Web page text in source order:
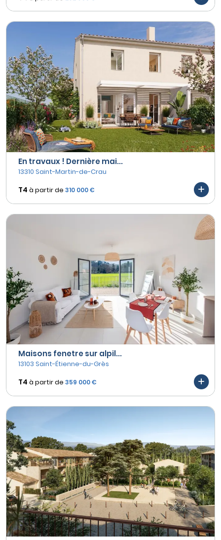
En travaux ! Dernière mai...
13310 Saint-Martin-de-Crau
T4 à partir de 310 000 €
Maisons fenetre sur alpil...
13103 Saint-Étienne-du-Grès
T4 à partir de 359 000 €